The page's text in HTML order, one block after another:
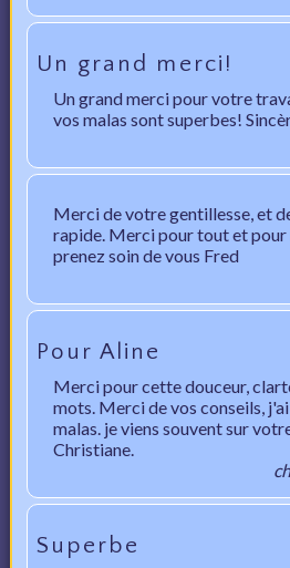
Un grand merci!
Un grand merci pour votre
vos malas sont superbes!
Merci de votre gentillesse, et
rapide. Merci pour tout et pour
prenez soin de vous Fred
Pour Aline
Merci pour cette douceur,
mots. Merci de vos conseils,
malas. je viens souvent sur
Christiane.
Superbe